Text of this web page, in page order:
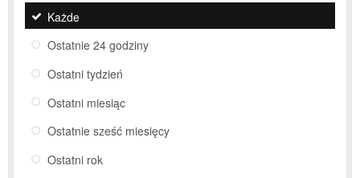
Każde
Ostatnie 24 godziny
Ostatni tydzień
Ostatni miesiąc
Ostatnie sześć miesięcy
Ostatni rok